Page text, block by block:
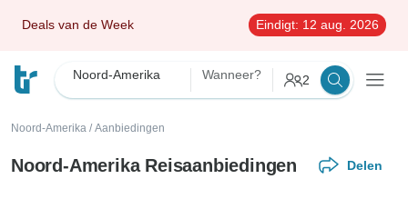
Deals van de Week Eindigt: 12 aug. 2026
Noord-Amerika Wanneer? 2
Noord-Amerika / Aanbiedingen
Noord-Amerika Reisaanbiedingen Delen